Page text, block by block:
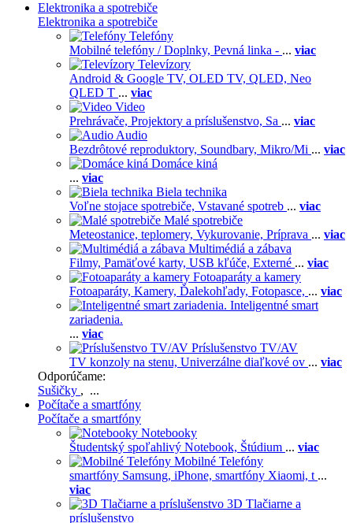
Elektronika a spotrebiče
Elektronika a spotrebiče
Telefóny
Mobilné telefóny / Doplnky, Pevná linka - ... viac
Televízory
Android & Google TV, OLED TV, QLED, Neo
QLED T ... viac
Video
Prehrávače, Projektory a príslušenstvo, Sa ... viac
Audio
Bezdrôtové reproduktory, Soundbary, Mikro/Mi ... viac
Domáce kiná
... viac
Biela technika
Voľne stojace spotrebiče, Vstavané spotreb ... viac
Malé spotrebiče
Meteostanice, teplomery, Vykurovanie, Príprava ... viac
Multimédiá a zábava
Filmy, Pamäťové karty, USB kľúče, Externé ... viac
Fotoaparáty a kamery
Fotoaparáty, Kamery, Ďalekohľady, Fotopasce, ... viac
Inteligentné smart
zariadenia.
... viac
Príslušenstvo TV/AV
TV konzoly na stenu, Univerzálne diaľkové ov ... viac
Odporúčame:
Sušičky , ...
Počítače a smartfóny
Počítače a smartfóny
Notebooky
Študentský spoľahlivý Notebook, Štúdium ... viac
Mobilné Telefóny
smartfóny Samsung, iPhone, smartfóny Xiaomi, t ...
viac
3D Tlačiarne a
príslušenstvo